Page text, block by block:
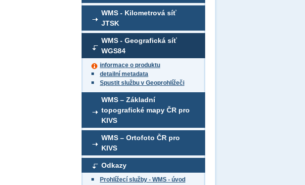
WMS - Kilometrová síť
JTSK
WMS - Geografická síť
WGS84
informace o produktu
detailní metadata
Spustit službu v Geoprohlížeči
WMS – Základní
topografické mapy ČR pro
KIVS
WMS – Ortofoto ČR pro
KIVS
Odkazy
Prohlížecí služby - WMS - úvod